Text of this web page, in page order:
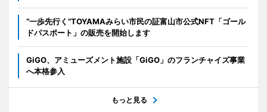
“一歩先行く”TOYAMAみらい市民の証富山市公式NFT「ゴール
ドパスポート」の販売を開始します
GiGO、アミューズメント施設「GiGO」のフランチャイズ事業
へ本格参入
もっと見る